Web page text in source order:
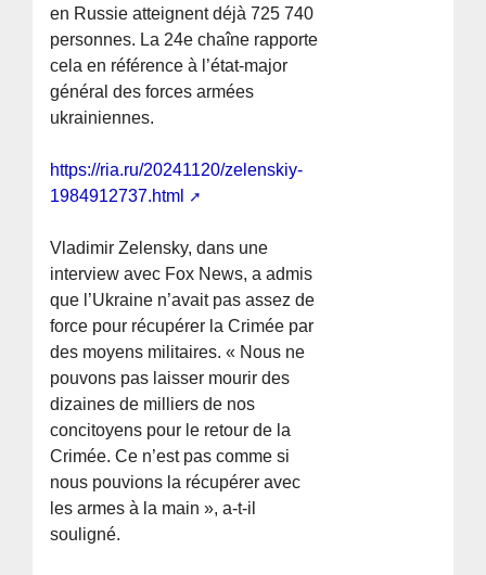
en Russie atteignent déjà 725 740
personnes. La 24e chaîne rapporte
cela en référence à l’état-major
général des forces armées
ukrainiennes.
https://ria.ru/20241120/zelenskiy-
1984912737.html
Vladimir Zelensky, dans une
interview avec Fox News, a admis
que l’Ukraine n’avait pas assez de
force pour récupérer la Crimée par
des moyens militaires. « Nous ne
pouvons pas laisser mourir des
dizaines de milliers de nos
concitoyens pour le retour de la
Crimée. Ce n’est pas comme si
nous pouvions la récupérer avec
les armes à la main », a-t-il
souligné.